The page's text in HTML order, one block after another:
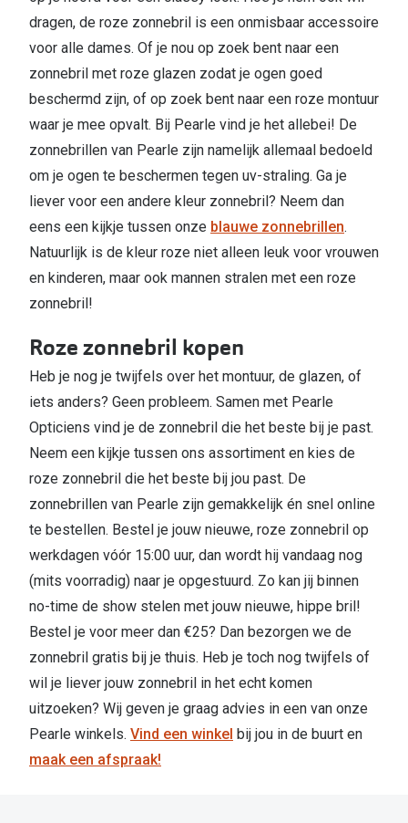
dragen, de roze zonnebril is een onmisbaar accessoire
voor alle dames. Of je nou op zoek bent naar een
zonnebril met roze glazen zodat je ogen goed
beschermd zijn, of op zoek bent naar een roze montuur
waar je mee opvalt. Bij Pearle vind je het allebei! De
zonnebrillen van Pearle zijn namelijk allemaal bedoeld
om je ogen te beschermen tegen uv-straling. Ga je
liever voor een andere kleur zonnebril? Neem dan
eens een kijkje tussen onze blauwe zonnebrillen.
Natuurlijk is de kleur roze niet alleen leuk voor vrouwen
en kinderen, maar ook mannen stralen met een roze
zonnebril!
Roze zonnebril kopen
Heb je nog je twijfels over het montuur, de glazen, of
iets anders? Geen probleem. Samen met Pearle
Opticiens vind je de zonnebril die het beste bij je past.
Neem een kijkje tussen ons assortiment en kies de
roze zonnebril die het beste bij jou past. De
zonnebrillen van Pearle zijn gemakkelijk én snel online
te bestellen. Bestel je jouw nieuwe, roze zonnebril op
werkdagen vóór 15:00 uur, dan wordt hij vandaag nog
(mits voorradig) naar je opgestuurd. Zo kan jij binnen
no-time de show stelen met jouw nieuwe, hippe bril!
Bestel je voor meer dan €25? Dan bezorgen we de
zonnebril gratis bij je thuis. Heb je toch nog twijfels of
wil je liever jouw zonnebril in het echt komen
uitzoeken? Wij geven je graag advies in een van onze
Pearle winkels. Vind een winkel bij jou in de buurt en
maak een afspraak!